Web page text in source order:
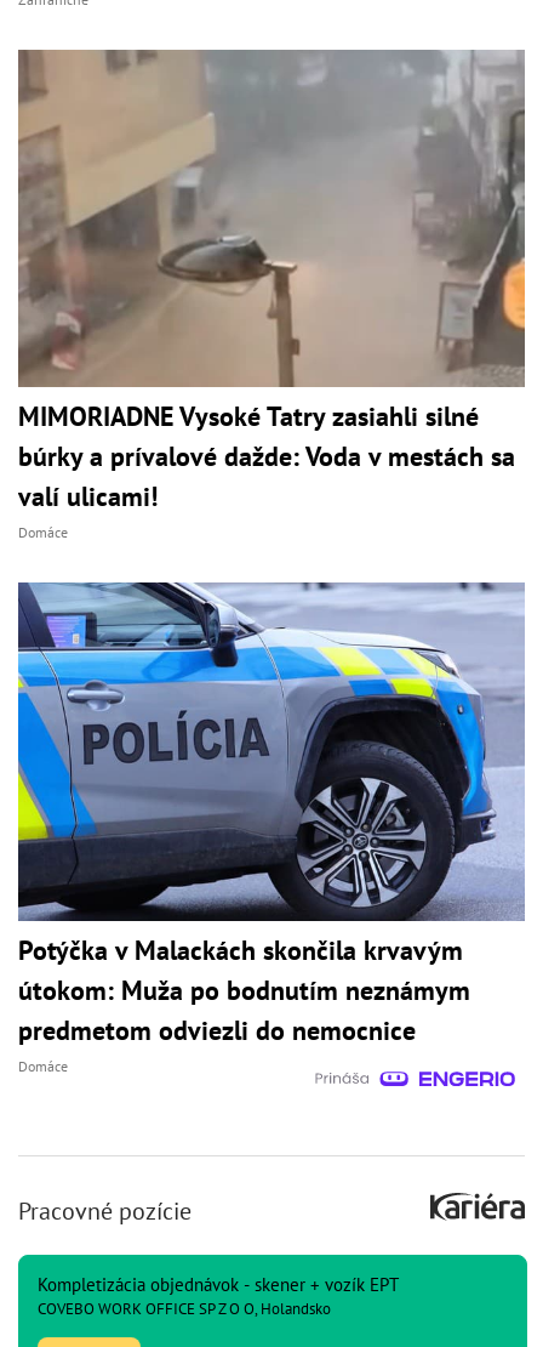
MIMORIADNE Vysoké Tatry zasiahli silné
búrky a prívalové dažde: Voda v mestách sa
valí ulicami!
Domáce
Potýčka v Malackách skončila krvavým
útokom: Muža po bodnutím neznámym
predmetom odviezli do nemocnice
Domáce
Pracovné pozície
Kompletizácia objednávok - skener + vozík EPT
COVEBO WORK OFFICE SP Z O O, Holandsko